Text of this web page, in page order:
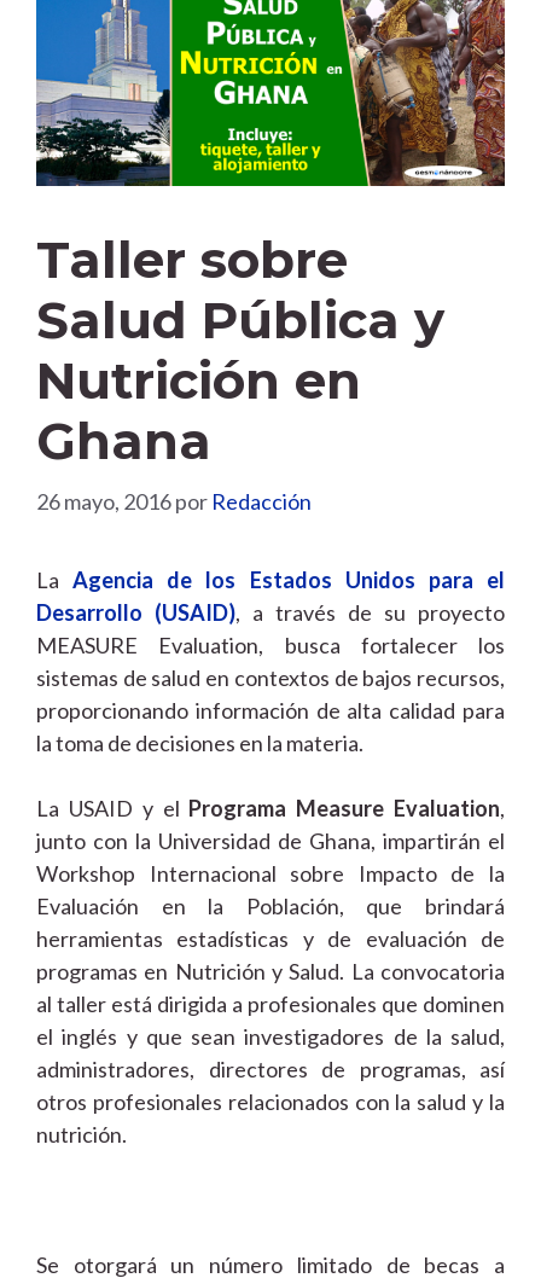
Taller sobre
Salud Pública y
Nutrición en
Ghana
26 mayo, 2016por Redacción
LaAgencia de los Estados Unidos para el
Desarrollo (USAID), a través de su proyecto
MEASURE Evaluation, busca fortalecer los
sistemas de salud en contextos de bajos recursos,
proporcionando información de alta calidad para
la toma de decisiones en la materia.
La USAID y el Programa Measure Evaluation,
junto con la Universidad de Ghana, impartirán el
Workshop Internacional sobre Impacto de la
Evaluación en la Población, que brindará
herramientas estadísticas y de evaluación de
programas en Nutrición y Salud. La convocatoria
al taller está dirigida a profesionales que dominen
el inglés y que sean investigadores de la salud,
administradores, directores de programas, así
otros profesionales relacionados con la salud y la
nutrición.
Se otorgará un número limitado de becas a